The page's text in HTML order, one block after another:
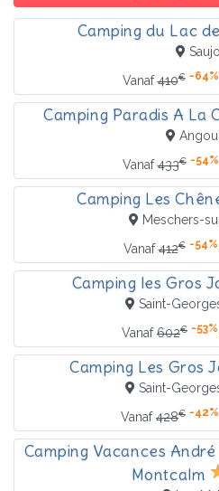
Camping du Lac
Vanaf410€ -64%
Camping Paradis A La
Vanaf433€ -54%
Camping Les
Meschers-
Vanaf412€ -54%
Camping les Gros
Saint-
Vanaf602€ -53%
Camping Les Gros
Saint-
Vanaf428€ -42%
Camping Vacances
Montcalm